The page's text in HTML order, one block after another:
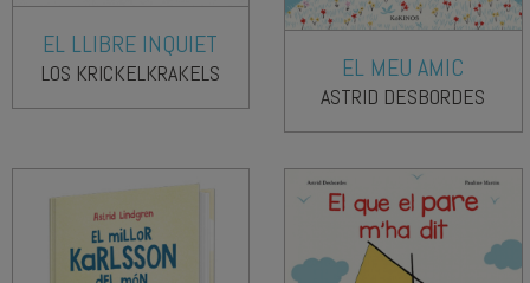
EL LLIBRE INQUIET
LOS KRICKELKRAKELS EL MEU AMIC
ASTRID DESBORDES